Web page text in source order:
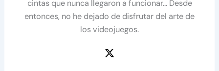
cintas que nunca llegaron a funcionar... Desde
entonces, no he dejado de disfrutar del arte de
los videojuegos.